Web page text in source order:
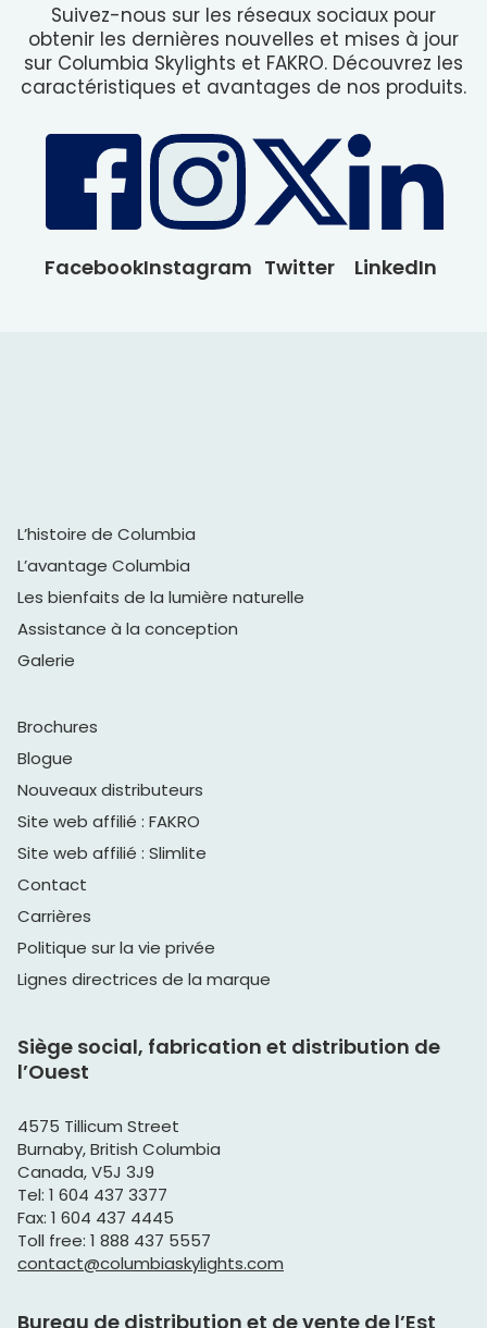
Suivez-nous sur les réseaux sociaux pour
obtenir les dernières nouvelles et mises à jour
sur Columbia Skylights et FAKRO. Découvrez les
caractéristiques et avantages de nos produits.
FacebookInstagram Twitter LinkedIn
L’histoire de Columbia
L’avantage Columbia
Les bienfaits de la lumière naturelle
Assistance à la conception
Galerie
Brochures
Blogue
Nouveaux distributeurs
Site web affilié : FAKRO
Site web affilié : Slimlite
Contact
Carrières
Politique sur la vie privée
Lignes directrices de la marque
Siège social, fabrication et distribution de
l’Ouest
4575 Tillicum Street
Burnaby, British Columbia
Canada, V5J 3J9
Tel: 1 604 437 3377
Fax: 1 604 437 4445
Toll free: 1 888 437 5557
contact@columbiaskylights.com
Bureau de distribution et de vente de l’Est